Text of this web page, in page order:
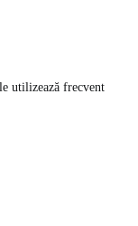
utilizează frecvent